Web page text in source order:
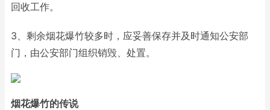
回收工作。
3、剩余烟花爆竹较多时，应妥善保存并及时通知公安部
门，由公安部门组织销毁、处置。
烟花爆竹的传说